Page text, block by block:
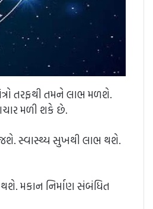
તરફથી તમને લાભ મળશે.
મળી શકે છે.
જશે. સ્વાસ્થ્ય સુખથી લાભ થશે.
મકાન નિર્માણ સંબંધિત